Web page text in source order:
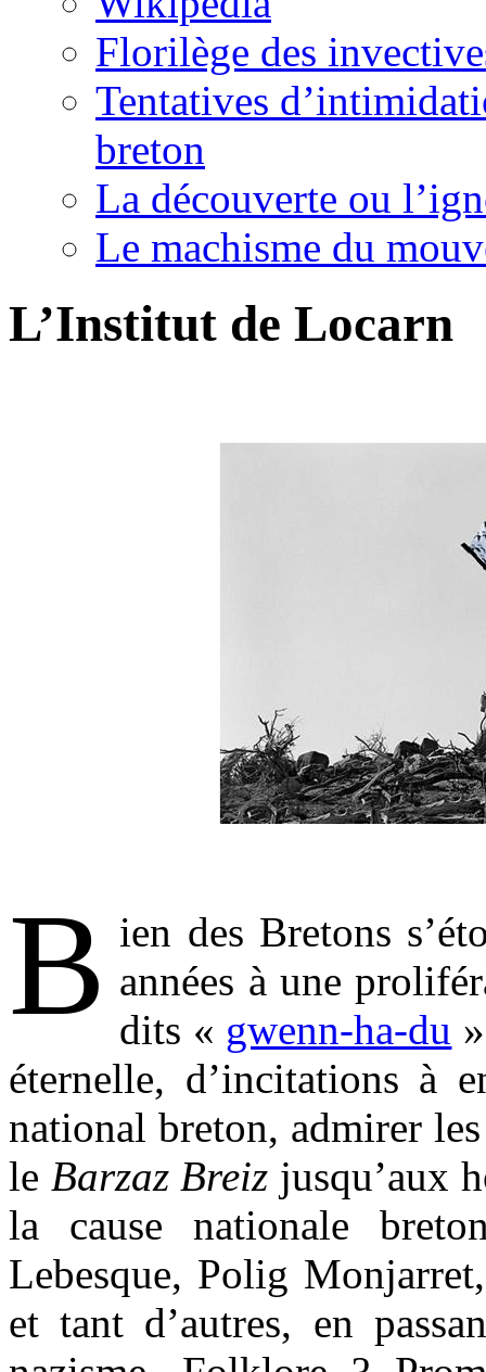
Florilège des
Tentatives
breton
La découverte ou
Le machisme du
L’Institut de Locarn
B ien des Bretons
années à une
dits « gwenn-ha-du
éternelle, d’incitations à
national breton, admirer
le Barzaz Breiz jusqu’aux
la cause nationale
Lebesque, Polig
et tant d’autres, en